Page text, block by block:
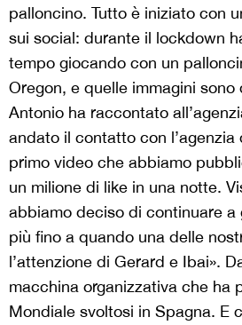
palloncino. Tutto è iniziato con
sui social: durante il lockdown
tempo giocando con un
Oregon, e quelle immagini sono
Antonio ha raccontato
andato il contatto con l’agenzia
primo video che abbiamo
un milione di like in una notte.
abbiamo deciso di continuare a
più fino a quando una delle
l’attenzione di Gerard e Ibai».
macchina organizzativa che ha
Mondiale svoltosi in Spagna. E